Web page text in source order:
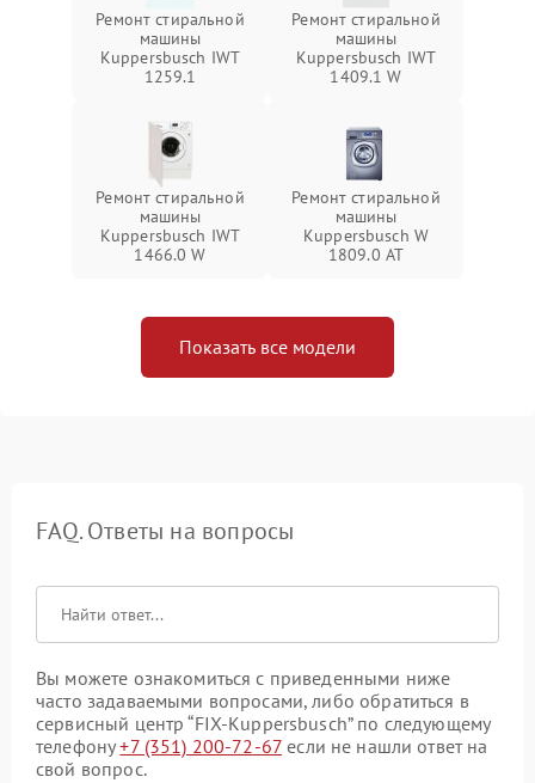
Ремонт стиральной
машины
Kuppersbusch IWT
1259.1
Ремонт стиральной
машины
Kuppersbusch IWT
1409.1 W
Ремонт стиральной
машины
Kuppersbusch IWT
1466.0 W
Ремонт стиральной
машины
Kuppersbusch W
1809.0 AT
Показать все модели
FAQ. Ответы на вопросы
Вы можете ознакомиться с приведенными ниже
часто задаваемыми вопросами, либо обратиться в
сервисный центр “FIX-Kuppersbusch” по следующему
телефону+7 (351) 200-72-67 если не нашли ответ на
свой вопрос.